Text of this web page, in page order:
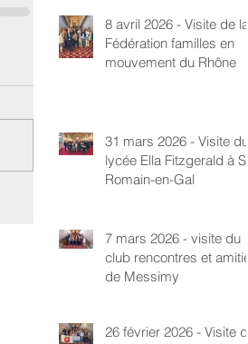
8 avril 2026 - Visite de la
Fédération familles en
mouvement du Rhône
31 mars 2026 - Visite du
lycée Ella Fitzgerald à St-
Romain-en-Gal
7 mars 2026 - visite du
club rencontres et amitié
de Messimy
26 février 2026 - Visite du